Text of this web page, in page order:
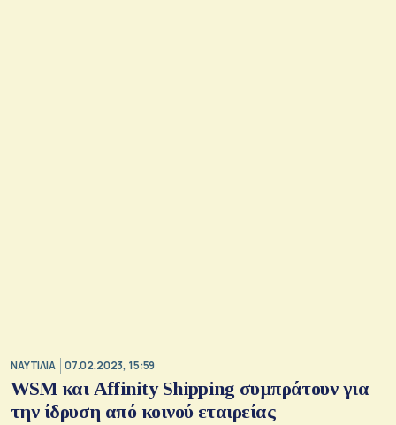
ΝΑΥΤΙΛΙΑ 07.02.2023, 15:59
WSM και Affinity Shipping συμπράτουν για
την ίδρυση από κοινού εταιρείας